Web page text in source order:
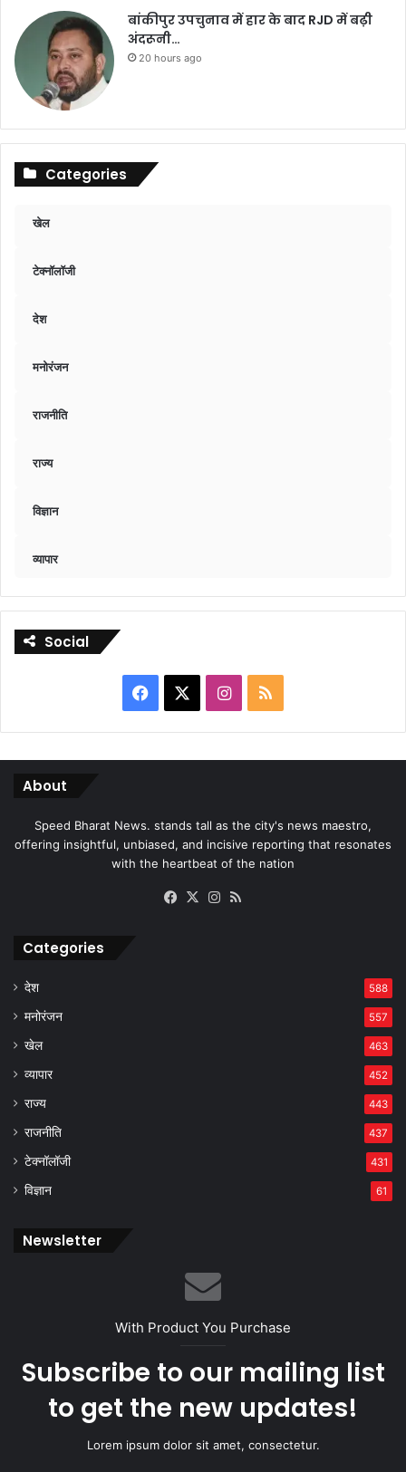
बांकीपुर उपचुनाव में हार के बाद RJD में बढ़ी
अंदरूनी…
20 hours ago
Categories
खेल
टेक्नॉलॉजी
देश
मनोरंजन
राजनीति
राज्य
विज्ञान
व्यापार
Social
Facebook Instagram
RSS
About
Speed Bharat News. stands tall as the city's news maestro,
offering insightful, unbiased, and incisive reporting that resonates
with the heartbeat of the nation
Facebook
X Instagram
Categories
देश 588
मनोरंजन 557
खेल 463
व्यापार 452
राज्य 443
राजनीति 437
टेक्नॉलॉजी 431
विज्ञान 61
Newsletter
With Product You Purchase
Subscribe to our mailing list
to get the new updates!
Lorem ipsum dolor sit amet, consectetur.